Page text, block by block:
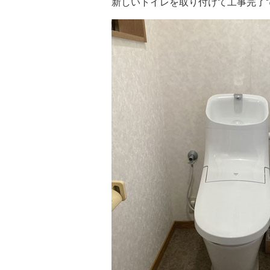
新しいトイレを取り付けて工事完了